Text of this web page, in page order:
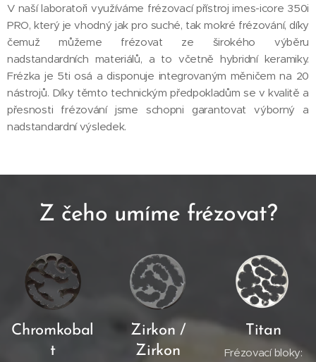
V naší laboratoři využíváme frézovací přístroj imes-icore 350i
PRO, který je vhodný jak pro suché, tak mokré frézování, díky
čemuž můžeme frézovat ze širokého výběru
nadstandardních materiálů, a to včetně hybridní keramiky.
Frézka je 5ti osá a disponuje integrovaným měničem na 20
nástrojů. Díky těmto technickým předpokladům se v kvalitě a
přesnosti frézování jsme schopni garantovat výborný a
nadstandardní výsledek.
Z čeho umíme frézovat?
Chromkobal
t
Zirkon /
Zirkon
Titan
Frézovací bloky: